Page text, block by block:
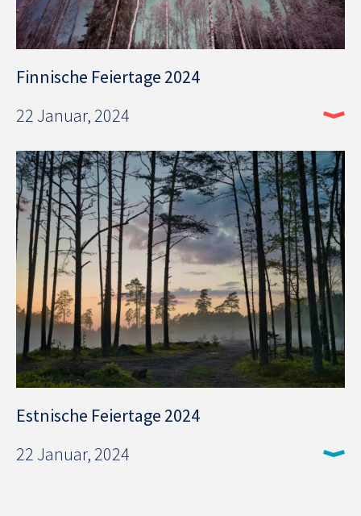
Finnische Feiertage 2024
22 Januar, 2024
Estnische Feiertage 2024
22 Januar, 2024